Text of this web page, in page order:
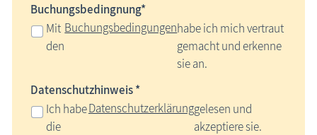
Buchungsbedingnung*
Mit
den
Buchungsbedingungenhabe ich mich vertraut
gemacht und erkenne
sie an.
Datenschutzhinweis *
Ich habe
die
Datenschutzerklärunggelesen und
akzeptiere sie.